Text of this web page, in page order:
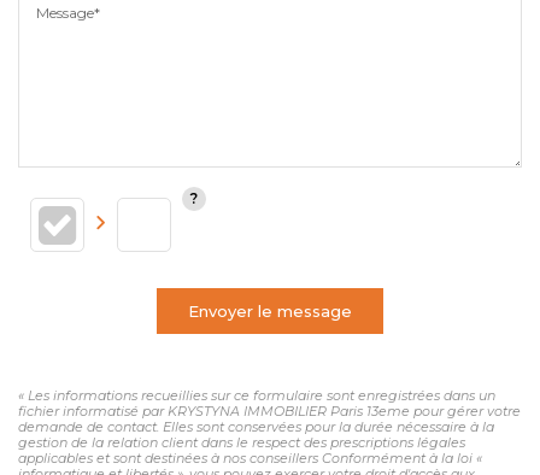
Message*
Envoyer le message
« Les informations recueillies sur ce formulaire sont enregistrées dans un
fichier informatisé par KRYSTYNA IMMOBILIER Paris 13eme pour gérer votre
demande de contact. Elles sont conservées pour la durée nécessaire à la
gestion de la relation client dans le respect des prescriptions légales
applicables et sont destinées à nos conseillers Conformément à la loi «